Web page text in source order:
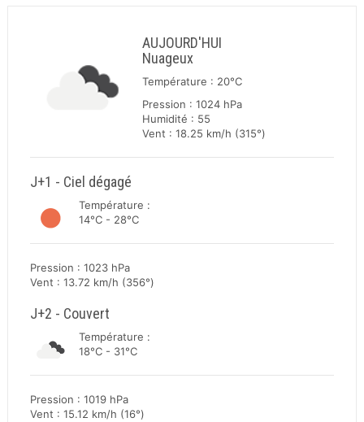
AUJOURD'HUI
Nuageux
Température : 20°C
Pression : 1024 hPa
Humidité : 55
Vent : 18.25 km/h (315°)
J+1 - Ciel dégagé
Température :
14°C - 28°C
Pression : 1023 hPa
Vent : 13.72 km/h (356°)
J+2 - Couvert
Température :
18°C - 31°C
Pression : 1019 hPa
Vent : 15.12 km/h (16°)